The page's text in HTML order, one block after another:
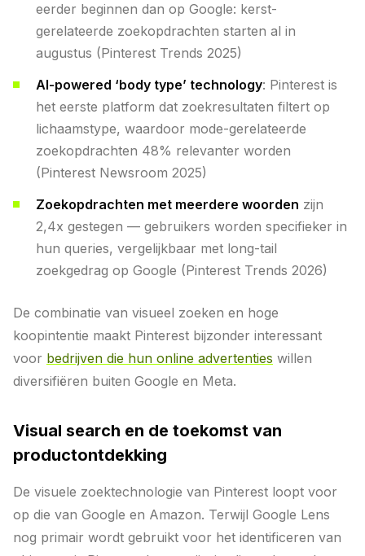
eerder beginnen dan op Google: kerst-
gerelateerde zoekopdrachten starten al in
augustus (Pinterest Trends 2025)
AI-powered ‘body type’ technology: Pinterest is
het eerste platform dat zoekresultaten filtert op
lichaamstype, waardoor mode-gerelateerde
zoekopdrachten 48% relevanter worden
(Pinterest Newsroom 2025)
Zoekopdrachten met meerdere woorden zijn
2,4x gestegen — gebruikers worden specifieker in
hun queries, vergelijkbaar met long-tail
zoekgedrag op Google (Pinterest Trends 2026)
De combinatie van visueel zoeken en hoge
koopintentie maakt Pinterest bijzonder interessant
voor bedrijven die hun online advertenties willen
diversifiëren buiten Google en Meta.
Visual search en de toekomst van
productontdekking
De visuele zoektechnologie van Pinterest loopt voor
op die van Google en Amazon. Terwijl Google Lens
nog primair wordt gebruikt voor het identificeren van